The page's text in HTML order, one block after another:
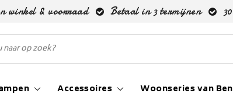
winkel & voorraad Betaal in 3 termijnen
Accessoires Woonseries van